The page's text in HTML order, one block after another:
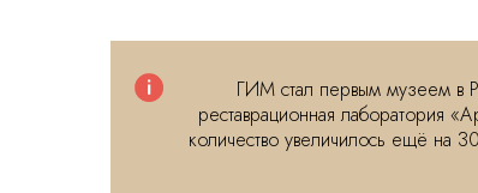
ГИМ стал первым музеем в
реставрационная лаборатория
количество увеличилось ещё на